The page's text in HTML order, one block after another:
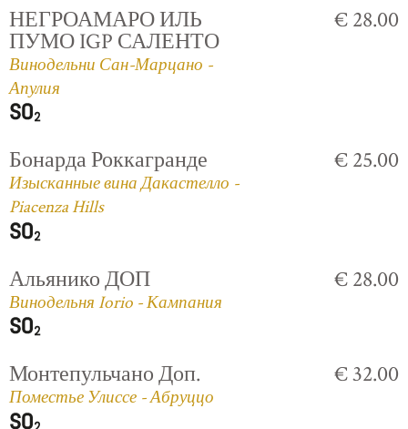
НЕГРОАМАРО ИЛЬ
ПУМО IGP САЛЕНТО
Винодельни Сан-Марцано -
Апулия
€ 28.00
Бонарда Роккагранде
Изысканные вина Дакастелло -
Piacenza Hills
€ 25.00
Альянико ДОП
Винодельня Iorio - Кампания
€ 28.00
Монтепульчано Доп.
Поместье Улиссе - Абруццо
€ 32.00